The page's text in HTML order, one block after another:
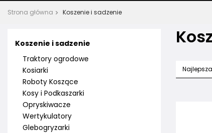
Strona główna Koszenie i sadzenie
Koszenie i sadzenie
Traktory ogrodowe
Kosiarki
Roboty Koszące
Kosy i Podkaszarki
Opryskiwacze
Wertykulatory
Glebogryzarki